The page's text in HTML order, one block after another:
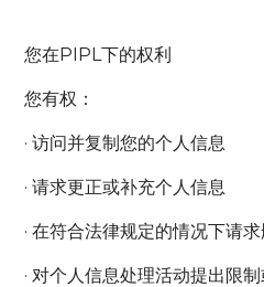
您在PIPL下的权利
您有权：
· 访问并复制您的个人信息
· 请求更正或补充个人信息
· 在符合法律规定的情况下请
· 对个人信息处理活动提出限